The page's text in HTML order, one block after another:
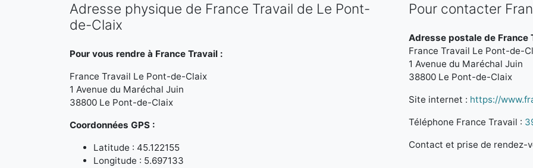
Adresse physique de France Travail de Le Pont-
de-Claix
Pour vous rendre à France Travail :
France Travail Le Pont-de-Claix
1 Avenue du Maréchal Juin
38800 Le Pont-de-Claix
Coordonnées GPS :
Latitude : 45.122155
Longitude : 5.697133
Pour contacter
Adresse postale de France
France Travail Le Pont-de-
1 Avenue du Maréchal Juin
38800 Le Pont-de-Claix
Site internet : https://
Téléphone France Travail :
Contact et prise de rendez-